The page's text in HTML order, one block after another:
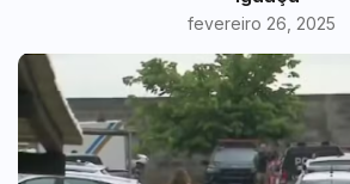
fevereiro 26, 2025